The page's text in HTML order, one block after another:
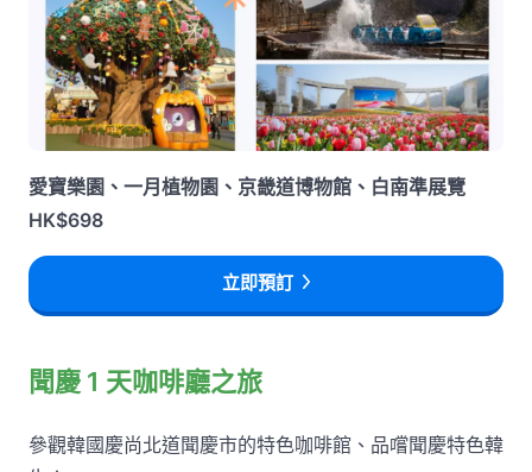
愛寶樂園、一月植物園、京畿道博物館、白南準展覽
HK$698
立即預訂
聞慶 1 天咖啡廳之旅
參觀韓國慶尚北道聞慶市的特色咖啡館、品嚐聞慶特色韓